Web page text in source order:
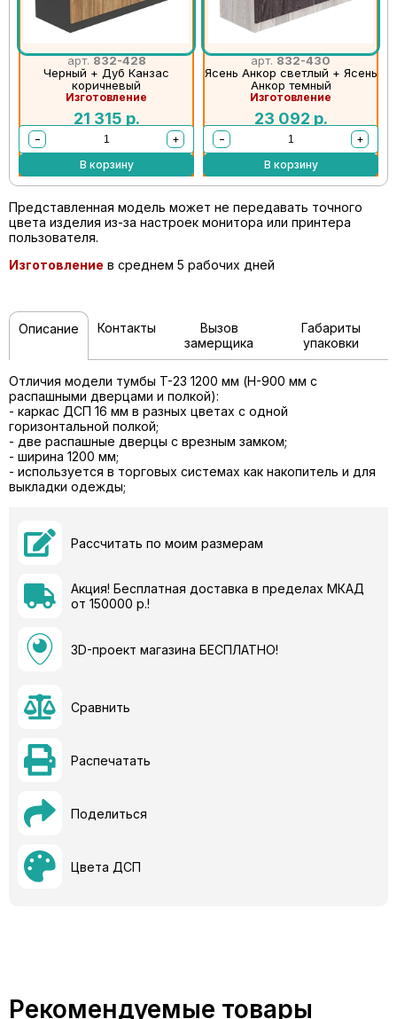
арт.832-428
Черный + Дуб Канзас
коричневый
Изготовление
21 315 р.
−
+
В корзину
арт.832-430
Ясень Анкор светлый + Ясень
Анкор темный
Изготовление
23 092 р.
−
+
В корзину
Представленная модель может не передавать точного
цвета изделия из-за настроек монитора или принтера
пользователя.
Изготовление в среднем 5 рабочих дней
Описание Контакты
Вызов
замерщика
Габариты
упаковки
Отличия модели тумбы T-23 1200 мм (H-900 мм c
распашными дверцами и полкой):
- каркас ДСП 16 мм в разных цветах с одной
горизонтальной полкой;
- две распашные дверцы с врезным замком;
- ширина 1200 мм;
- используется в торговых системах как накопитель и для
выкладки одежды;
Рассчитать по моим размерам
Акция! Бесплатная доставка в пределах МКАД
от 150000 р.!
3D-проект магазина БЕСПЛАТНО!
Сравнить
Распечатать
Поделиться
Цвета ДСП
Рекомендуемые товары